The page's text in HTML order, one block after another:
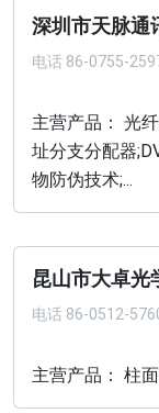
深圳市天脉通
电话 86-0755-
主营产品： 光
址分支分配器
物防伪技术;...
昆山市大卓光
电话 86-0512-
主营产品： 柱